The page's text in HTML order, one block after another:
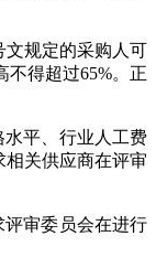
文规定的采购人可
得超过65%。正
平、行业人工费
关供应商在评审
审委员会在进行